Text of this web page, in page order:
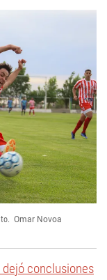
Omar Novoa
dejó conclusiones